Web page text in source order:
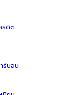
รดิต
ร์บอน